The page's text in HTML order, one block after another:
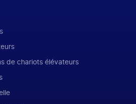
de chariots élévateurs